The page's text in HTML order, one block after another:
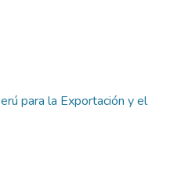
para la Exportación y el